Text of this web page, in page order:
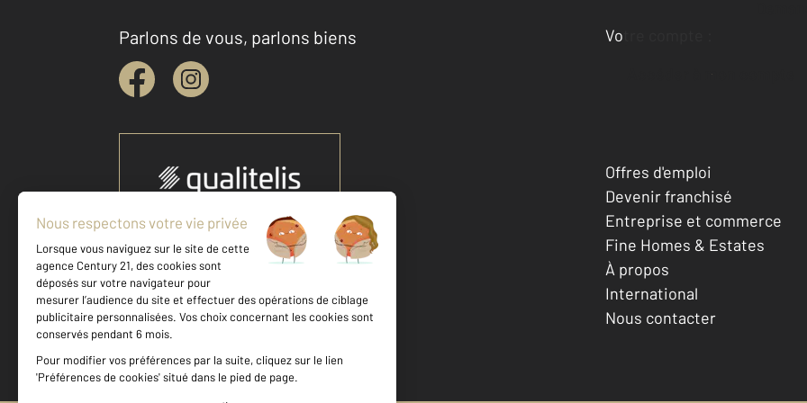
Parlons de vous, parlons biens
Votre compte :
Accéder à mon compte
Votre agence est notée
Achat
Vente
9,0/10
Location
9,1/10
Offres d'emploi
Devenir franchisé
Entreprise et commerce
Fine Homes & Estates
À propos
International
Nous contacter